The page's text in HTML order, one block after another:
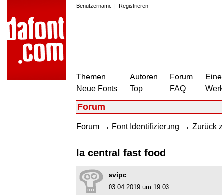
Benutzername | Registrieren
Themen
Neue Fonts
Autoren
Top
Forum
FAQ
Forum
Forum → Font Identifizierung → Zurück
la central fast food
avipc
03.04.2019 um 19:03